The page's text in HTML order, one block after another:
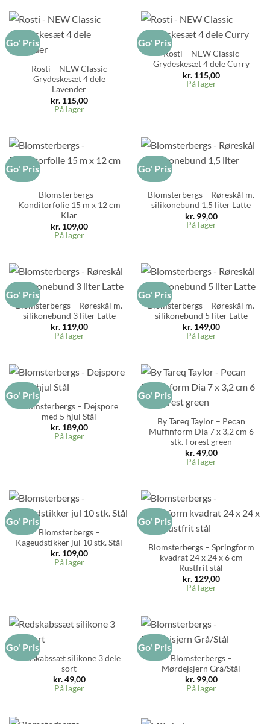
Go' Pris
Rosti – NEW Classic
Grydeskesæt 4 dele
Lavender
kr.115,00
På lager
Go' Pris
Rosti – NEW Classic
Grydeskesæt 4 dele Curry
kr.115,00
På lager
Go' Pris
Blomsterbergs –
Konditorfolie 15 m x 12 cm
Klar
kr.109,00
På lager
Go' Pris
Blomsterbergs – Røreskål m.
silikonebund 1,5 liter Latte
kr.99,00
På lager
Go' Pris
Blomsterbergs – Røreskål m.
silikonebund 3 liter Latte
kr.119,00
På lager
Go' Pris
Blomsterbergs – Røreskål m.
silikonebund 5 liter Latte
kr.149,00
På lager
Go' Pris
Blomsterbergs – Dejspore
med 5 hjul Stål
kr.189,00
På lager
Go' Pris
By Tareq Taylor – Pecan
Muffinform Dia 7 x 3,2 cm 6
stk. Forest green
kr.49,00
På lager
Go' Pris
Blomsterbergs –
Kageudstikker jul 10 stk. Stål
kr.109,00
På lager
Go' Pris
Blomsterbergs – Springform
kvadrat 24 x 24 x 6 cm
Rustfrit stål
kr.129,00
På lager
Go' Pris
Redskabssæt silikone 3 dele
sort
kr.49,00
På lager
Go' Pris
Blomsterbergs –
Mørdejsjern Grå/Stål
kr.99,00
På lager